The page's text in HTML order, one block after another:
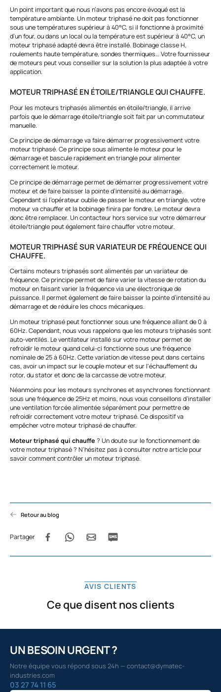
Un point important que nous n’avons pas encore évoqué est la
température ambiante. Un moteur triphasé ne doit pas fonctionner
sous une températures supérieur à 40°C, si il fonctionne à proximité
d’un four, ou dans un local ou la température est supérieur à 40°C, un
moteur triphasé adapté devra être installé. Bobinage classe H,
roulements haute température, sondes thermiques… Votre fournisseur
de moteurs peut vous conseiller sur la solution la plus adaptée à votre
application.
MOTEUR TRIPHASÉ EN ÉTOILE/TRIANGLE QUI CHAUFFE.
Pour les moteurs triphasés alimentés en étoile/triangle, il arrive
parfois que le démarrage étoile/triangle soit fait par un commutateur
manuelle.
Ce principe de démarrage va faire démarrer progressivement votre
moteur triphasé. Ce principe sous alimente le moteur pour le
démarrage et bascule rapidement en triangle pour alimenter
correctement le moteur.
Ce principe de démarrage permet de démarrer progressivement votre
moteur et de faire baisser la pointe d’intensité au démarrage.
Cependant si l’opérateur oublie de passer le moteur en triangle, votre
moteur va chauffer et la bobinage finira par fondre. Le moteur devra
donc être remplacer. Un contacteur hors service sur votre démarreur
étoile/triangle peut également faire chauffer votre moteur.
MOTEUR TRIPHASÉ SUR VARIATEUR DE FRÉQUENCE QUI
CHAUFFE.
Certains moteurs triphasés sont alimentés par un variateur de
fréquence. Ce principe permet de faire varier la vitesse de rotation du
moteur en faisant varier la fréquence via une électronique de
puissance. Il permet également de faire baisser la pointe d’intensité au
démarrage et de réduire les chocs mécaniques.
Un moteur triphasé peut fonctionner sous une fréquence allant de 0 à
60Hz. Cependant, nous vous rappelons que les moteurs triphasés sont
auto-ventilés. Le ventilateur installé sur votre moteur permet de
refroidir le moteur quand celui-ci fonctionne sous une fréquence
nominale de 25 à 60Hz. Cette variation de vitesse peut dans certains
cas, avoir un impact sur le couple moteur et sur l'échauffement du
rotor, du stator et donc de la carcasse de votre moteur.
Néanmoins pour les moteurs synchrones et asynchrones fonctionnant
sous une fréquence de 25Hz et moins, nous vous conseillons d’installer
une ventilation forcée alimentée séparément pour permettre de
refroidir correctement votre moteur triphasé. Ce dispositif va
empêcher votre moteur triphasé de chauffer.
Moteur triphasé qui chauffe ? Un doute sur le fonctionnement de
votre moteur triphasé ? N’hésitez pas à consulter notre article pour
savoircomment contrôler un moteur triphasé.
Retour au blog
Partager
AVIS CLIENTS
Ce que disent nos clients
UN BESOIN URGENT ?
Notre équipe vous répond sous 24h — contact@dymatec-
industries.com
03 27 74 11 65